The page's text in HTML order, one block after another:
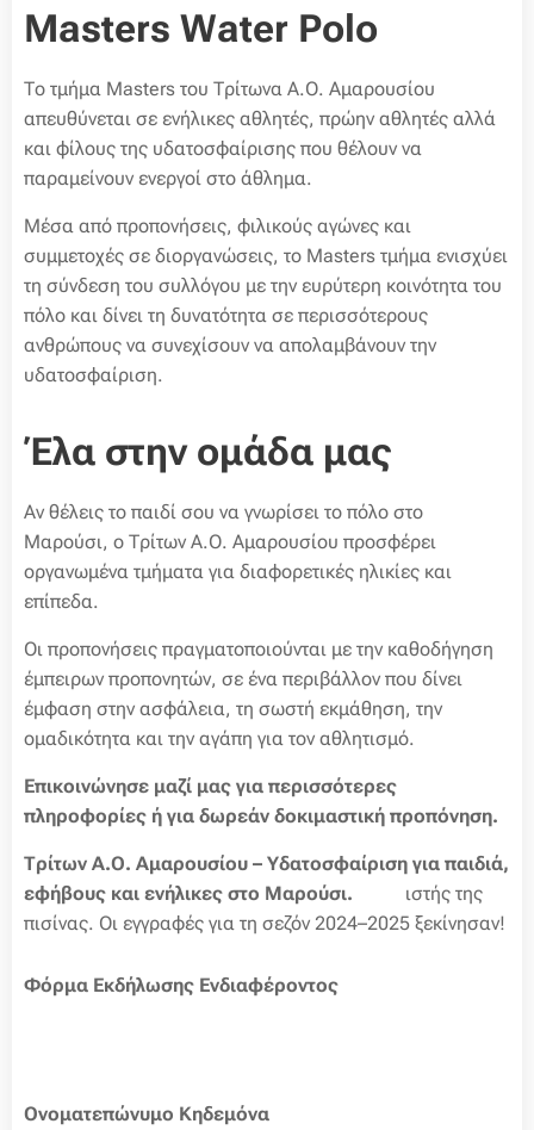
Masters Water Polo
Το τμήμα Masters του Τρίτωνα Α.Ο. Αμαρουσίου
απευθύνεται σε ενήλικες αθλητές, πρώην αθλητές αλλά
και φίλους της υδατοσφαίρισης που θέλουν να
παραμείνουν ενεργοί στο άθλημα.
Μέσα από προπονήσεις, φιλικούς αγώνες και
συμμετοχές σε διοργανώσεις, το Masters τμήμα ενισχύει
τη σύνδεση του συλλόγου με την ευρύτερη κοινότητα του
πόλο και δίνει τη δυνατότητα σε περισσότερους
ανθρώπους να συνεχίσουν να απολαμβάνουν την
υδατοσφαίριση.
Έλα στην ομάδα μας
Αν θέλεις το παιδί σου να γνωρίσει το πόλο στο
Μαρούσι, ο Τρίτων Α.Ο. Αμαρουσίου προσφέρει
οργανωμένα τμήματα για διαφορετικές ηλικίες και
επίπεδα.
Οι προπονήσεις πραγματοποιούνται με την καθοδήγηση
έμπειρων προπονητών, σε ένα περιβάλλον που δίνει
έμφαση στην ασφάλεια, τη σωστή εκμάθηση, την
ομαδικότητα και την αγάπη για τον αθλητισμό.
Επικοινώνησε μαζί μας για περισσότερες
πληροφορίες ή για δωρεάν δοκιμαστική προπόνηση.
Τρίτων Α.Ο. Αμαρουσίου – Υδατοσφαίριση για παιδιά,
εφήβους και ενήλικες στο Μαρούσι. 💙🤽‍♂️ιστής της
πισίνας. Οι εγγραφές για τη σεζόν 2024–2025 ξεκίνησαν!
Φόρμα Εκδήλωσης Ενδιαφέροντος
Ονοματεπώνυμο Κηδεμόνα